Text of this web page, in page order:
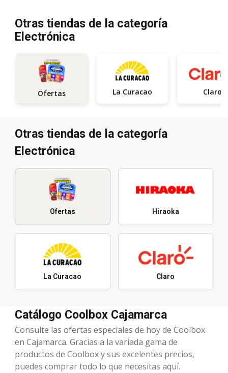
Otras tiendas de la categoría
Electrónica
Ofertas La Curacao Claro
Otras tiendas de la categoría
Electrónica
Ofertas Hiraoka
La Curacao Claro
Catálogo Coolbox Cajamarca
Consulte las ofertas especiales de hoy de Coolbox
en Cajamarca. Gracias a la variada gama de
productos de Coolbox y sus excelentes precios,
puedes comprar todo lo que necesitas aquí.